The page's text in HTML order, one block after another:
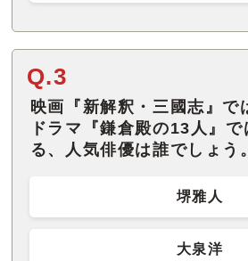
Q.3
映画『新解釈・三國志』で
ドラマ『鎌倉殿の13人』
る、人気俳優は誰でしょう。
堺雅人
大泉洋